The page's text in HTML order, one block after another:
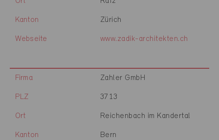
Kanton Zürich
Webseite www.zadik-architekten.ch
Firma Zahler GmbH
PLZ 3713
Ort Reichenbach im Kandertal
Kanton Bern